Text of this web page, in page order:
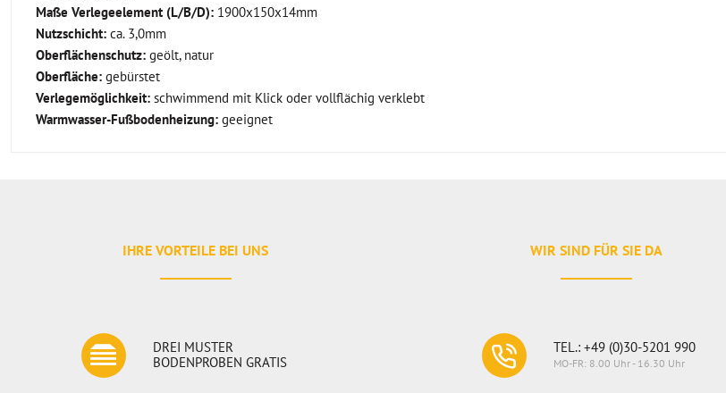
Maße Verlegeelement (L/B/D): 1900x150x14mm
Nutzschicht: ca. 3,0mm
Oberflächenschutz: geölt, natur
Oberfläche: gebürstet
Verlegemöglichkeit: schwimmend mit Klick oder vollflächig verklebt
Warmwasser-Fußbodenheizung: geeignet
IHRE VORTEILE BEI UNS
DREI MUSTER
BODENPROBEN GRATIS
WIR SIND FÜR SIE DA
TEL.: +49 (0)30-5201 990
MO-FR: 8.00 Uhr - 16.30 Uhr